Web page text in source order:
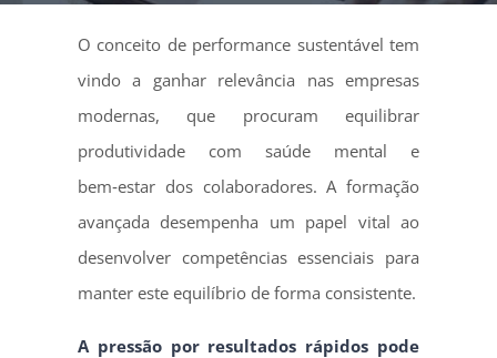
O conceito de performance sustentável tem
vindo a ganhar relevância nas empresas
modernas, que procuram equilibrar
produtividade com saúde mental e
bem‑estar dos colaboradores. A formação
avançada desempenha um papel vital ao
desenvolver competências essenciais para
manter este equilíbrio de forma consistente.
A pressão por resultados rápidos pode